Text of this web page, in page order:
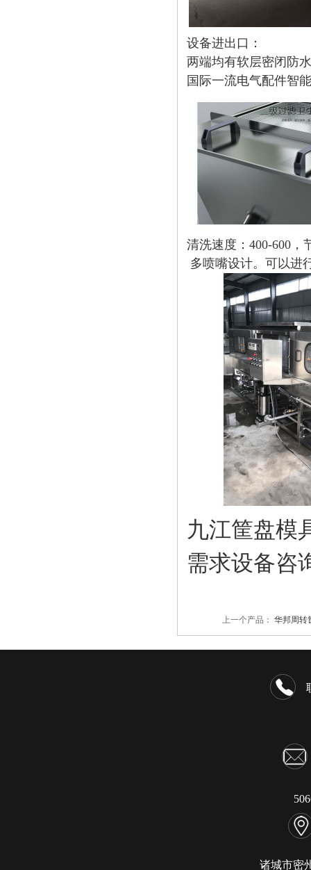
设备进出口：
两端均有软层密闭防
国际一流电气配件智
清洗速度：400-600，
多喷嘴设计。可以进
九江筐盘模
需求设备咨
上一个产品： 华邦周转
诸城市密